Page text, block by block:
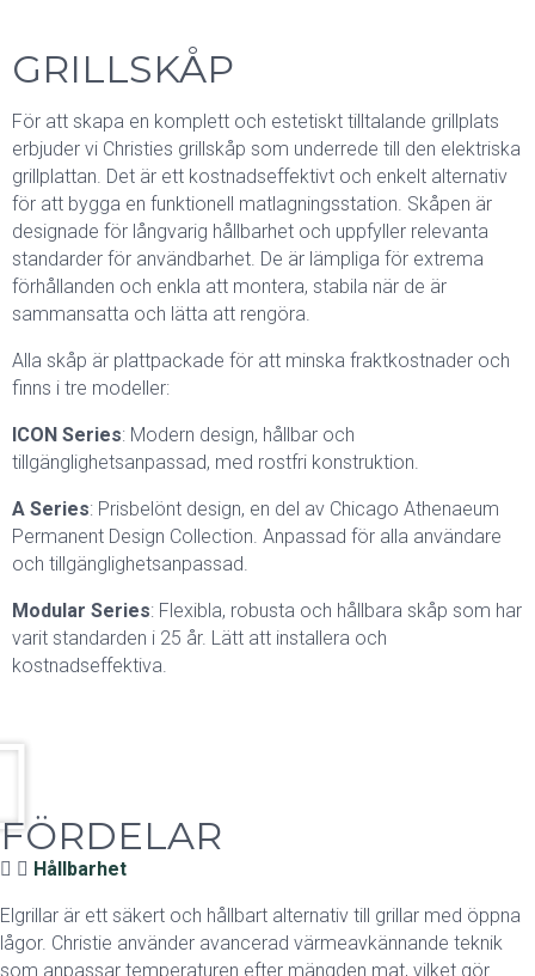
GRILLSKÅP
För att skapa en komplett och estetiskt tilltalande grillplats
erbjuder vi Christies grillskåp som underrede till den elektriska
grillplattan. Det är ett kostnadseffektivt och enkelt alternativ
för att bygga en funktionell matlagningsstation. Skåpen är
designade för långvarig hållbarhet och uppfyller relevanta
standarder för användbarhet. De är lämpliga för extrema
förhållanden och enkla att montera, stabila när de är
sammansatta och lätta att rengöra.
Alla skåp är plattpackade för att minska fraktkostnader och
finns i tre modeller:
ICON Series: Modern design, hållbar och
tillgänglighetsanpassad, med rostfri konstruktion.
A Series: Prisbelönt design, en del av Chicago Athenaeum
Permanent Design Collection. Anpassad för alla användare
och tillgänglighetsanpassad.
Modular Series: Flexibla, robusta och hållbara skåp som har
varit standarden i 25 år. Lätt att installera och
kostnadseffektiva.
FÖRDELAR
Hållbarhet
Elgrillar är ett säkert och hållbart alternativ till grillar med öppna
lågor. Christie använder avancerad värmeavkännande teknik
som anpassar temperaturen efter mängden mat, vilket gör